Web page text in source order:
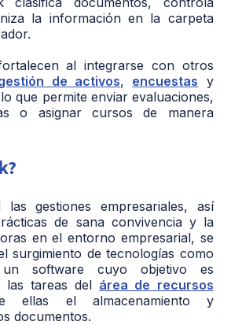
la información en la carpeta
al integrarse con otros
de activos, encuestas y
que permite enviar evaluaciones,
o asignar cursos de manera
las gestiones empresariales, así
de sana convivencia y la
en el entorno empresarial, se
surgimiento de tecnologías como
software cuyo objetivo es
las tareas del área de recursos
ellas el almacenamiento y
documentos.